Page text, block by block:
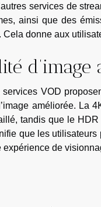
services de
ainsi que des
Cela donne aux
d’image
services VOD
améliorée. La
tandis que le
que les utilisateurs
expérience de